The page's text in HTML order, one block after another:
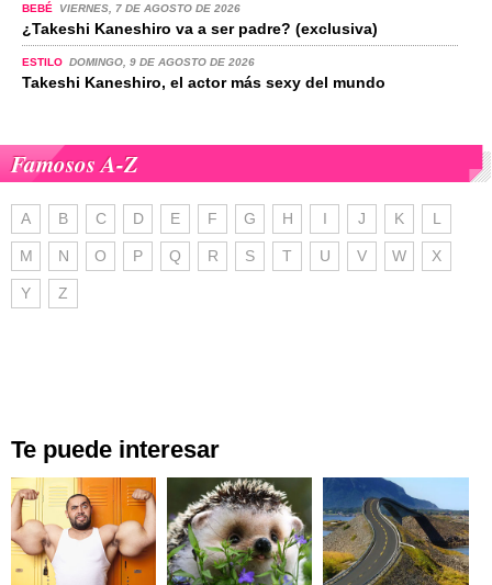
BEBÉ VIERNES, 7 DE AGOSTO DE 2026
¿Takeshi Kaneshiro va a ser padre? (exclusiva)
ESTILO DOMINGO, 9 DE AGOSTO DE 2026
Takeshi Kaneshiro, el actor más sexy del mundo
Famosos A-Z
A B C D E F G H I J K L
M N O P Q R S T U V W X
Y Z
Te puede interesar